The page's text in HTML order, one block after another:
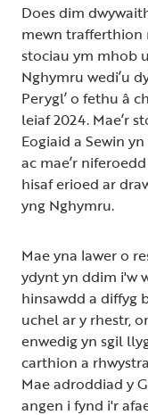
Does dim
mewn trafferthion
stociau ym mhob
Nghymru wedi’u
Perygl’ o fethu â
leiaf 2024. Mae’r
Eogiaid a Sewin
ac mae’r
hisaf erioed ar
yng Nghymru.
Mae yna lawer o
ydynt yn ddim i'w
hinsawdd a diffyg
uchel ar y rhestr,
enwedig yn sgil
carthion a
Mae adroddiad y
angen i fynd i'r